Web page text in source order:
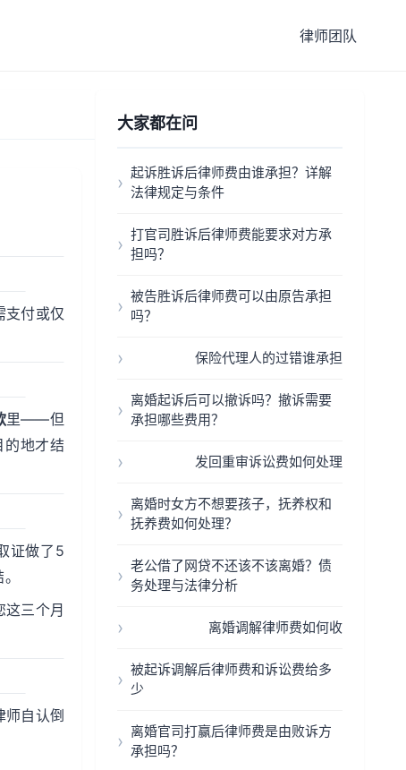
律师团队
支付或仅
里——但
的地才结
证做了5
三个月
自认倒
大家都在问
起诉胜诉后律师费由谁承担？详解
法律规定与条件
打官司胜诉后律师费能要求对方承
担吗？
被告胜诉后律师费可以由原告承担
吗？
保险代理人的过错谁承担
离婚起诉后可以撤诉吗？撤诉需要
承担哪些费用？
发回重审诉讼费如何处理
离婚时女方不想要孩子，抚养权和
抚养费如何处理？
老公借了网贷不还该不该离婚？债
务处理与法律分析
离婚调解律师费如何收
被起诉调解后律师费和诉讼费给多
少
离婚官司打赢后律师费是由败诉方
承担吗？